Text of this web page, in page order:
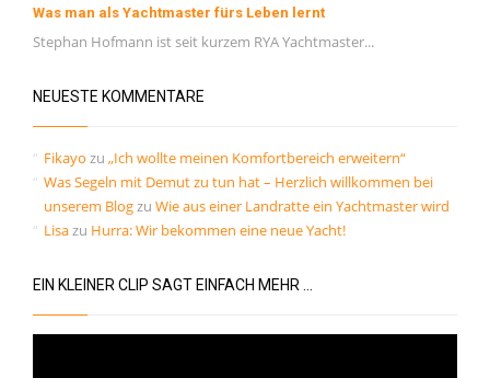
Anmelden
Eintrags-Feed
Was man als Yachtmaster fürs Leben lernt
Stephan Hofmann ist seit kurzem RYA Yachtmaster...
NEUESTE KOMMENTARE
Fikayo zu „Ich wollte meinen Komfortbereich erweitern“
Was Segeln mit Demut zu tun hat – Herzlich willkommen bei
unserem Blogzu Wie aus einer Landratte ein Yachtmaster wird
Lisazu Hurra: Wir bekommen eine neue Yacht!
EIN KLEINER CLIP SAGT EINFACH MEHR …